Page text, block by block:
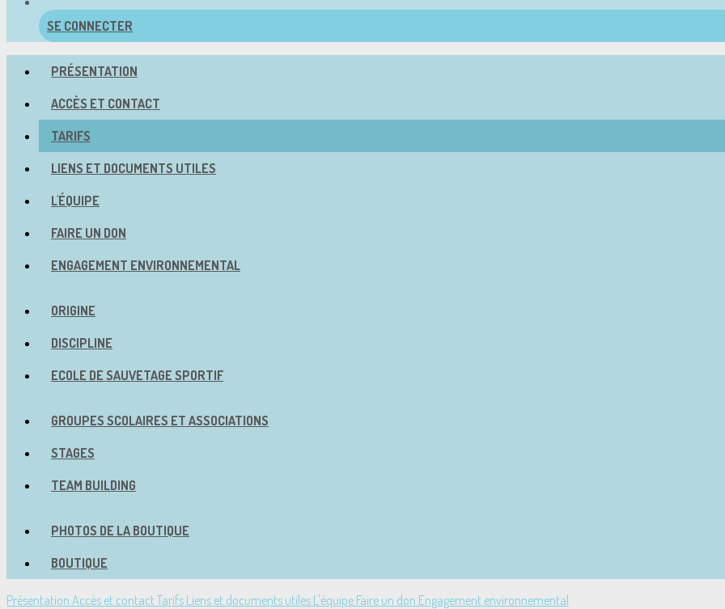
SE CONNECTER
PRÉSENTATION
ACCÈS ET CONTACT
TARIFS
LIENS ET DOCUMENTS UTILES
L'ÉQUIPE
FAIRE UN DON
ENGAGEMENT ENVIRONNEMENTAL
ORIGINE
DISCIPLINE
ECOLE DE SAUVETAGE SPORTIF
GROUPES SCOLAIRES ET ASSOCIATIONS
STAGES
TEAM BUILDING
PHOTOS DE LA BOUTIQUE
BOUTIQUE
Présentation Accès et contactTarifs Liens et documents utiles L'équipe Faire un don Engagement environnemental